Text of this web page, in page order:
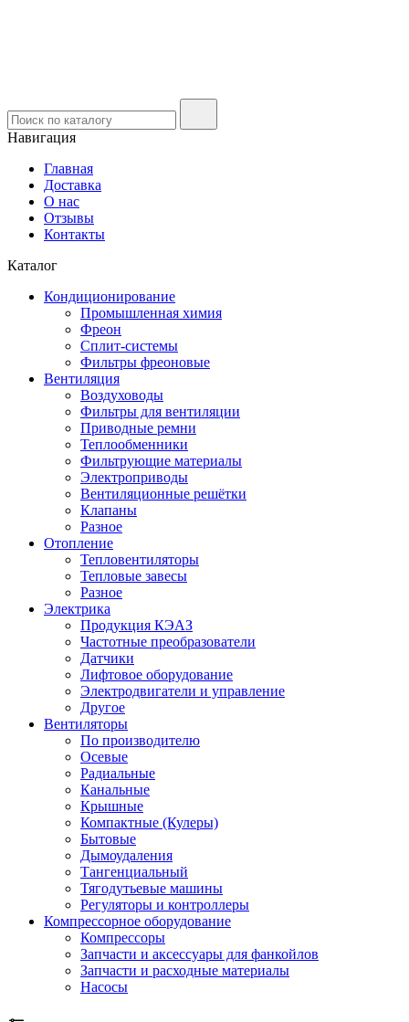
Навигация
Главная
Доставка
О нас
Отзывы
Контакты
Каталог
Кондиционирование
Промышленная химия
Фреон
Сплит-системы
Фильтры фреоновые
Вентиляция
Воздуховоды
Фильтры для вентиляции
Приводные ремни
Теплообменники
Фильтрующие материалы
Электроприводы
Вентиляционные решётки
Клапаны
Разное
Отопление
Тепловентиляторы
Тепловые завесы
Разное
Электрика
Продукция КЭАЗ
Частотные преобразователи
Датчики
Лифтовое оборудование
Электродвигатели и управление
Другое
Вентиляторы
По производителю
Осевые
Радиальные
Канальные
Крышные
Компактные (Кулеры)
Бытовые
Дымоудаления
Тангенциальный
Тягодутьевые машины
Регуляторы и контроллеры
Компрессорное оборудование
Компрессоры
Запчасти и аксессуары для фанкойлов
Запчасти и расходные материалы
Насосы